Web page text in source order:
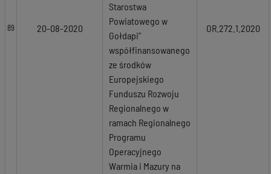
89 20-08-2020
Starostwa
Powiatowego w
Gołdapi”
współfinansowanego
ze środków
Europejskiego
Funduszu Rozwoju
Regionalnego w
ramach Regionalnego
Programu
Operacyjnego
Warmia i Mazury na
OR.272.1.2020